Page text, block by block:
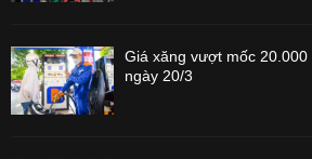
Giá xăng vượt mốc
ngày 20/3